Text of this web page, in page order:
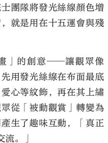
團隊將發光絲線顏色增
就是用在十五運會與殘
」的創意──讓觀眾像
用發光絲線在布面最底
心等紋飾，再在其上繡
從「被動觀賞」轉變為
生了趣味互動，「真正
。」